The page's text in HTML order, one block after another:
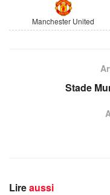
Manchester United
Stade
Lireaussi